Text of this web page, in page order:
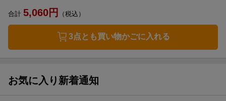
合計 5,060円 （税込）
3点とも買い物かごに入れる
お気に入り新着通知